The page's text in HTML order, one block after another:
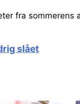
fra sommerens
slået